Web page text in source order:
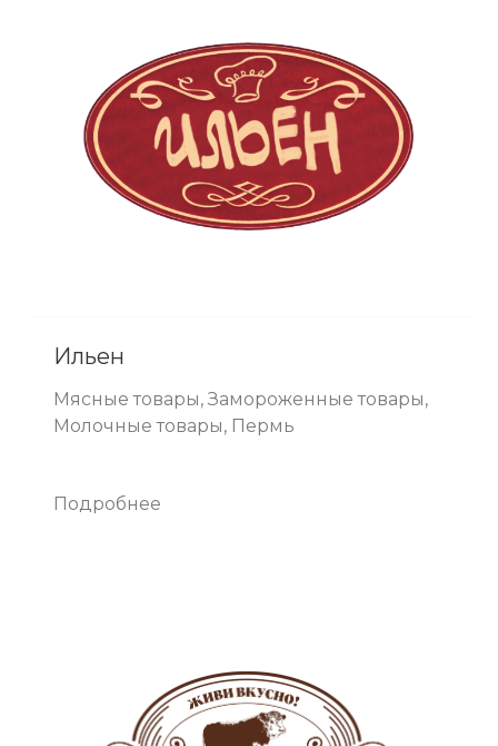
Ильен
Мясные товары, Замороженные товары,
Молочные товары, Пермь
Подробнее